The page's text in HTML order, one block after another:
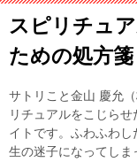
スピリチュ
ための処方箋
サトリこと金山 慶允
リチュアルをこじら
イトです。ふわふわ
生の迷子になってし